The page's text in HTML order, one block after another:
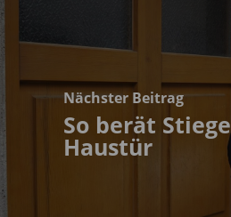
Nächster Beitrag
So berät
Haustür